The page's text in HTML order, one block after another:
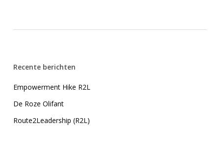
Recente berichten
Empowerment Hike R2L
De Roze Olifant
Route2Leadership (R2L)